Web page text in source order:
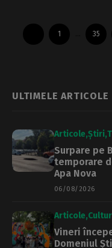
1 35
ULTIMELE ARTICOLE
Articole Știri
Surpare pe
temporare
Apa Nova
06/08/2026
Articole
Vineri
Domeniul